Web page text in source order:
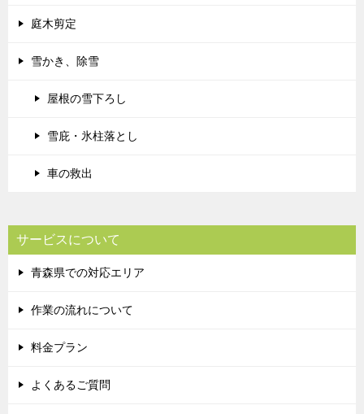
庭木剪定
雪かき、除雪
屋根の雪下ろし
雪庇・氷柱落とし
車の救出
サービスについて
青森県での対応エリア
作業の流れについて
料金プラン
よくあるご質問